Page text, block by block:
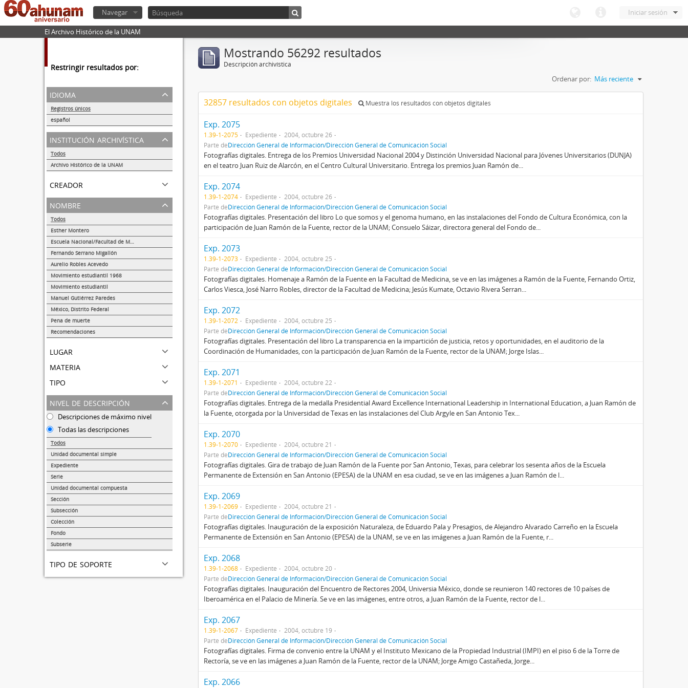
Iniciar sesión
Navegar
El Archivo Histórico de la UNAM
Restringir resultados por:
idioma
Registros únicos
español
56260
institución archivística
Todos
Archivo Histórico de la UNAM
creador
nombre
Todos
Esther Montero
Escuela Nacional/Facultad de Medicina
Fernando Serrano Migallón
Aurelio Robles Acevedo
Movimiento estudiantil 1968
Movimiento estudiantil
Manuel Gutiérrez Paredes
México, Distrito Federal
Pena de muerte
Recomendaciones
lugar
materia
tipo
nivel de descripción
Descripciones de máximo nivel
Todas las descripciones
Todos
Unidad documental simple
Expediente
Serie
Unidad documental compuesta
Sección
Subsección
Colección
Fondo
Subserie
tipo de soporte
Mostrando 56292 resultados
Descripción archivística
Ordenar por: Más reciente
32857 resultados con objetos digitales Muestra los resultados con objetos digitales
Exp. 2075
1.39-1-2075 Expediente
2004, octubre 26
Parte deDirección General de Información/Dirección General de Comunicación Social
Fotografías digitales. Entrega de los Premios Universidad Nacional 2004 y Distinción Universidad Nacional para Jóvenes Universitarios (DUNJA)
en el teatro Juan Ruiz de Alarcón, en el Centro Cultural Universitario. Entrega los premios Juan Ramón de...
Exp. 2074
1.39-1-2074 Expediente
2004, octubre 26
Parte deDirección General de Información/Dirección General de Comunicación Social
Fotografías digitales. Presentación del libro Lo que somos y el genoma humano, en las instalaciones del Fondo de Cultura Económica, con la
participación de Juan Ramón de la Fuente, rector de la UNAM; Consuelo Sáizar, directora general del Fondo de...
Exp. 2073
1.39-1-2073 Expediente
2004, octubre 25
Parte deDirección General de Información/Dirección General de Comunicación Social
Fotografías digitales. Homenaje a Ramón de la Fuente en la Facultad de Medicina, se ve en las imágenes a Ramón de la Fuente, Fernando Ortiz,
Carlos Viesca, José Narro Robles, director de la Facultad de Medicina; Jesús Kumate, Octavio Rivera Serran...
Exp. 2072
1.39-1-2072 Expediente
2004, octubre 25
Parte deDirección General de Información/Dirección General de Comunicación Social
Fotografías digitales. Presentación del libro La transparencia en la impartición de justicia, retos y oportunidades, en el auditorio de la
Coordinación de Humanidades, con la participación de Juan Ramón de la Fuente, rector de la UNAM; Jorge Islas...
Exp. 2071
1.39-1-2071 Expediente
2004, octubre 22
Parte deDirección General de Información/Dirección General de Comunicación Social
Fotografías digitales. Entrega de la medalla Presidential Award Excellence International Leadership in International Education, a Juan Ramón de
la Fuente, otorgada por la Universidad de Texas en las instalaciones del Club Argyle en San Antonio Tex...
Exp. 2070
1.39-1-2070 Expediente
2004, octubre 21
Parte deDirección General de Información/Dirección General de Comunicación Social
Fotografías digitales. Gira de trabajo de Juan Ramón de la Fuente por San Antonio, Texas, para celebrar los sesenta años de la Escuela
Permanente de Extensión en San Antonio (EPESA) de la UNAM en esa ciudad, se ve en las imágenes a Juan Ramón de l...
Exp. 2069
1.39-1-2069 Expediente
2004, octubre 21
Parte deDirección General de Información/Dirección General de Comunicación Social
Fotografías digitales. Inauguración de la exposición Naturaleza, de Eduardo Pala y Presagios, de Alejandro Alvarado Carreño en la Escuela
Permanente de Extensión en San Antonio (EPESA) de la UNAM, se ve en las imágenes a Juan Ramón de la Fuente, r...
Exp. 2068
1.39-1-2068 Expediente
2004, octubre 20
Parte deDirección General de Información/Dirección General de Comunicación Social
Fotografías digitales. Inauguración del Encuentro de Rectores 2004, Universia México, donde se reunieron 140 rectores de 10 países de
Iberoamérica en el Palacio de Minería. Se ve en las imágenes, entre otros, a Juan Ramón de la Fuente, rector de l...
Exp. 2067
1.39-1-2067 Expediente
2004, octubre 19
Parte deDirección General de Información/Dirección General de Comunicación Social
Fotografías digitales. Firma de convenio entre la UNAM y el Instituto Mexicano de la Propiedad Industrial (IMPI) en el piso 6 de la Torre de
Rectoría, se ve en las imágenes a Juan Ramón de la Fuente, rector de la UNAM; Jorge Amigo Castañeda, Jorge...
Exp. 2066